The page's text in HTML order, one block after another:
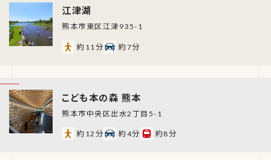
江津湖
熊本市東区江津935-1
約11分 約7分
こども本の森 熊本
熊本市中央区出水2丁目5-1
約12分 約4分 約8分